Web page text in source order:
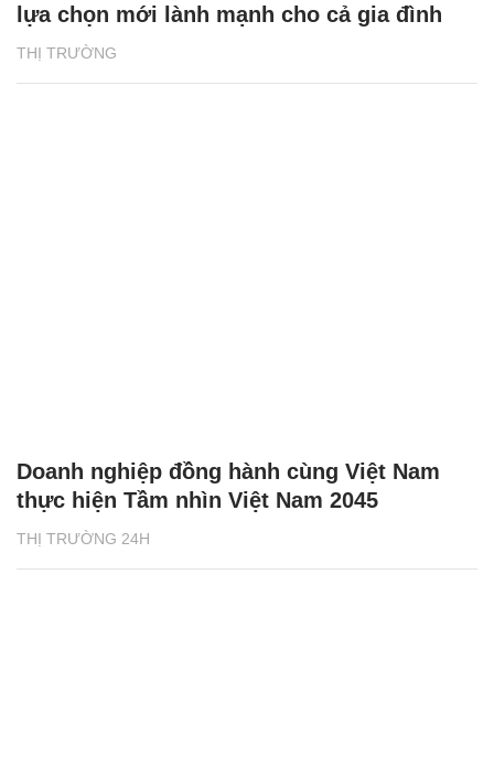
THỊ TRƯỜNG
lựa chọn mới lành mạnh cho cả gia đình
THỊ TRƯỜNG 24H
Doanh nghiệp đồng hành cùng Việt Nam
thực hiện Tầm nhìn Việt Nam 2045